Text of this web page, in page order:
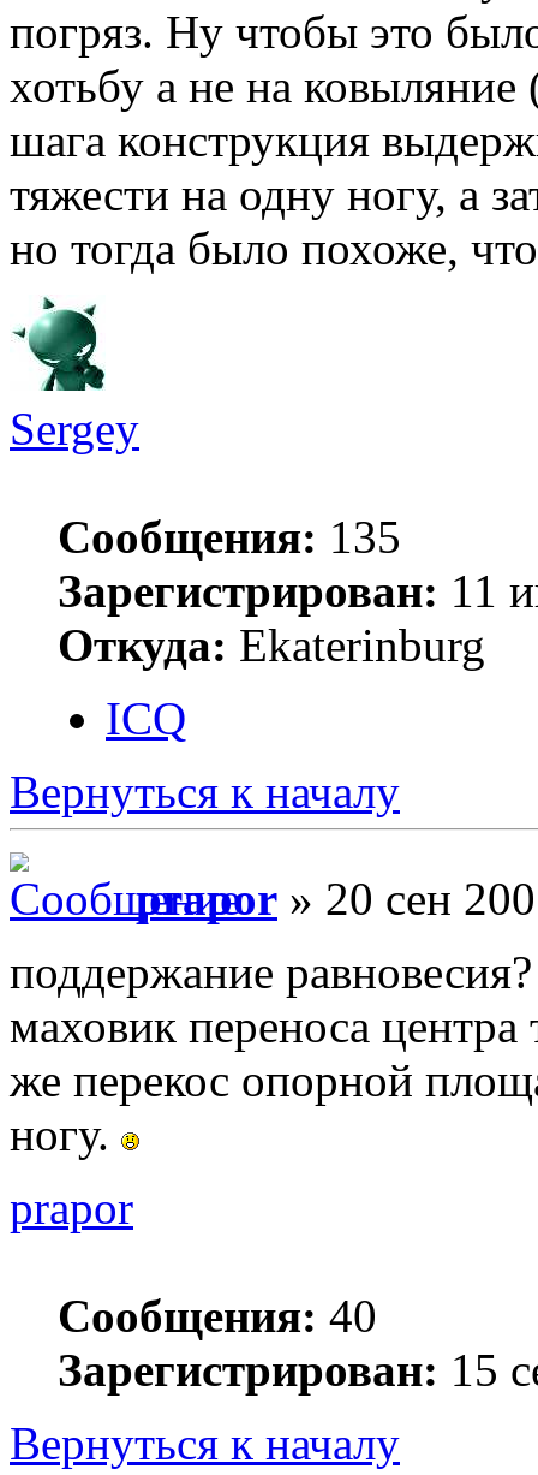
погряз. Ну чтобы это
хотьбу а не на
шага конструкция
тяжести на одну ногу, а
но тогда было похоже,
Sergey
Сообщения: 135
Зарегистрирован: 11
Откуда: Ekaterinburg
ICQ
Вернуться к началу
prapor » 20 сен
поддержание
маховик переноса
же перекос опорной
ногу.
prapor
Сообщения: 40
Зарегистрирован: 15
Вернуться к началу